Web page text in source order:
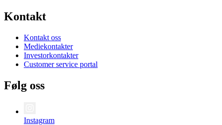
Kontakt
Kontakt oss
Mediekontakter
Investorkontakter
Customer service portal
Følg oss
Instagram